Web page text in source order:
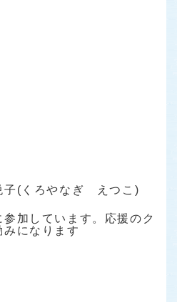
子(くろやなぎ えつこ)
加しています。応援のク
みになります